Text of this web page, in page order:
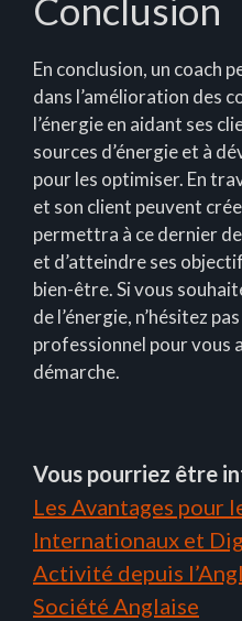
Conclusion
En conclusion, un coach
dans l’amélioration des
l’énergie en aidant ses
sources d’énergie et à
pour les optimiser. En
et son client peuvent
permettra à ce dernier
et d’atteindre ses
bien-être. Si vous
de l’énergie, n’hésitez
professionnel pour vous
démarche.
Vous pourriez être
Les Avantages pour
Internationaux et
Activité depuis
Société Anglaise